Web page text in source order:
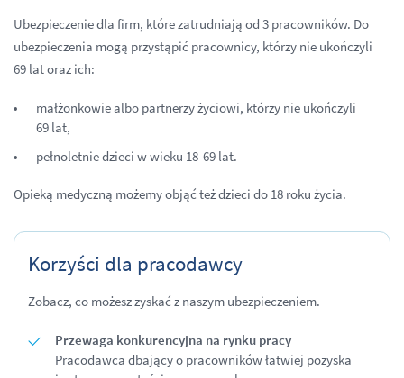
Ubezpieczenie dla firm, które zatrudniają od 3 pracowników. Do
ubezpieczenia mogą przystąpić pracownicy, którzy nie ukończyli
69 lat oraz ich:
małżonkowie albo partnerzy życiowi, którzy nie ukończyli
69 lat,
pełnoletnie dzieci w wieku 18-69 lat.
​Opieką medyczną możemy objąć też dzieci do 18 roku życia.
Korzyści dla pracodawcy
Zobacz, co możesz zyskać z naszym ubezpieczeniem.
Przewaga konkurencyjna na rynku pracy
Pracodawca dbający o pracowników łatwiej pozyska